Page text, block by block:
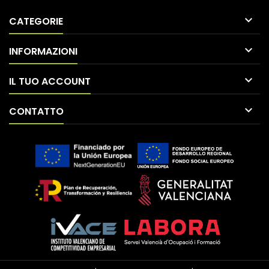
CATEGORIE 
INFORMAZIONI 
IL TUO ACCOUNT 
CONTATTO 